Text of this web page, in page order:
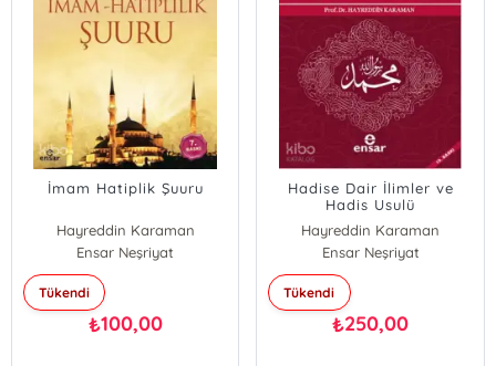
İmam Hatiplik Şuuru
Hayreddin Karaman
Ensar Neşriyat
Tükendi
₺100,00
Hadise Dair İlimler ve
Hadis Usulü
Hayreddin Karaman
Ensar Neşriyat
Tükendi
₺250,00